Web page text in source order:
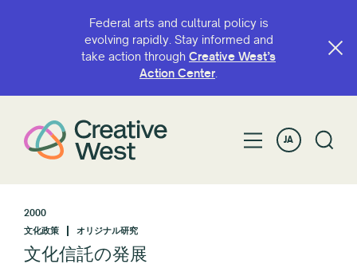
Federal arts and cultural policy is
evolving rapidly. Stay informed and
take action through Creative West’s
Action Center.
JA
2000
文化政策
オリジナル研究
文化信託の発展